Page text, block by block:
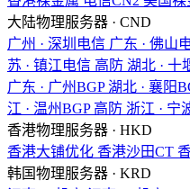
大陆物理服务器 · CND
广州 · 深圳电信 广东 · 佛山
苏 · 镇江电信 高防 湖北 · 十
广东 · 广州BGP 湖北 · 襄阳
江 · 温州BGP 高防 浙江 · 宁
香港物理服务器 · HKD
香港大铺优化 香港沙田CT
韩国物理服务器 · KRD